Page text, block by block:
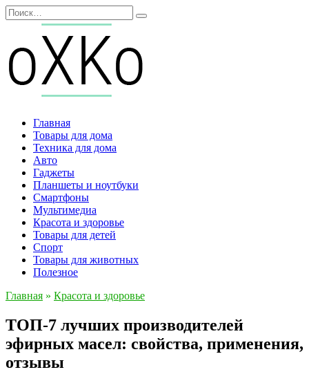
Перейти
к
содержанию
Search
for:
Главная
Товары для дома
Техника для дома
Авто
Гаджеты
Планшеты и ноутбуки
Смартфоны
Мультимедиа
Красота и здоровье
Товары для детей
Спорт
Товары для животных
Полезное
Главная » Красота и здоровье
ТОП-7 лучших производителей
эфирных масел: свойства, применения,
отзывы